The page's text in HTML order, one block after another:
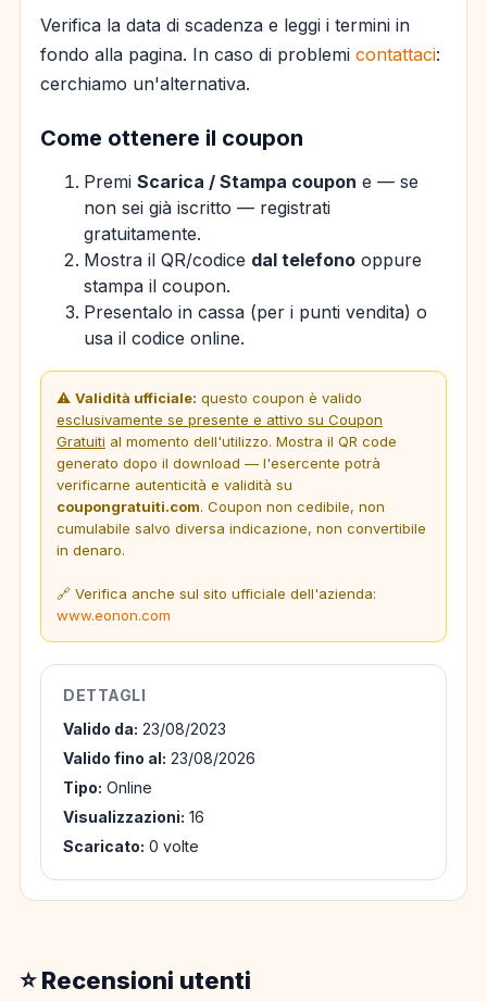
Verifica la data di scadenza e leggi i termini in
fondo alla pagina. In caso di problemi contattaci:
cerchiamo un'alternativa.
Come ottenere il coupon
Premi Scarica / Stampa coupon e — se
non sei già iscritto — registrati
gratuitamente.
Mostra il QR/codice dal telefono oppure
stampa il coupon.
Presentalo in cassa (per i punti vendita) o
usa il codice online.
⚠️ Validità ufficiale: questo coupon è valido
esclusivamente se presente e attivo su Coupon
Gratuiti al momento dell'utilizzo. Mostra il QR code
generato dopo il download — l'esercente potrà
verificarne autenticità e validità su
coupongratuiti.com. Coupon non cedibile, non
cumulabile salvo diversa indicazione, non convertibile
in denaro.
🔗 Verifica anche sul sito ufficiale dell'azienda:
www.eonon.com
DETTAGLI
Valido da: 23/08/2023
Valido fino al: 23/08/2026
Tipo: Online
Visualizzazioni: 16
Scaricato: 0 volte
⭐ Recensioni utenti